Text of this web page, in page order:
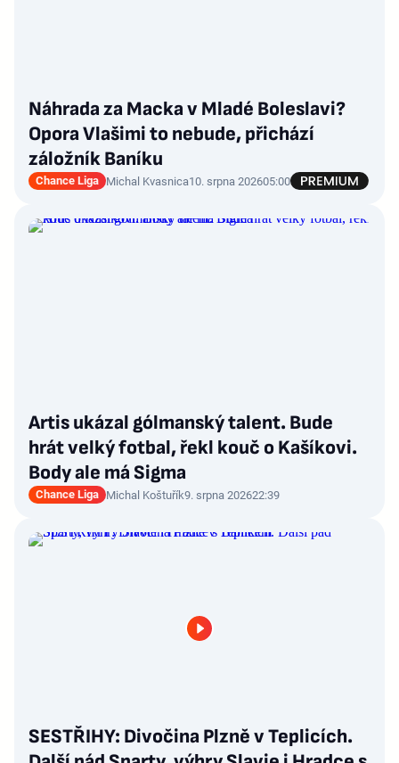
Náhrada za Macka v Mladé Boleslavi?
Opora Vlašimi to nebude, přichází
záložník Baníku
Chance Liga Michal Kvasnica10. srpna 202605:00
Artis ukázal gólmanský talent. Bude
hrát velký fotbal, řekl kouč o Kašíkovi.
Body ale má Sigma
Chance Liga Michal Koštuřík9. srpna 202622:39
SESTŘIHY: Divočina Plzně v Teplicích.